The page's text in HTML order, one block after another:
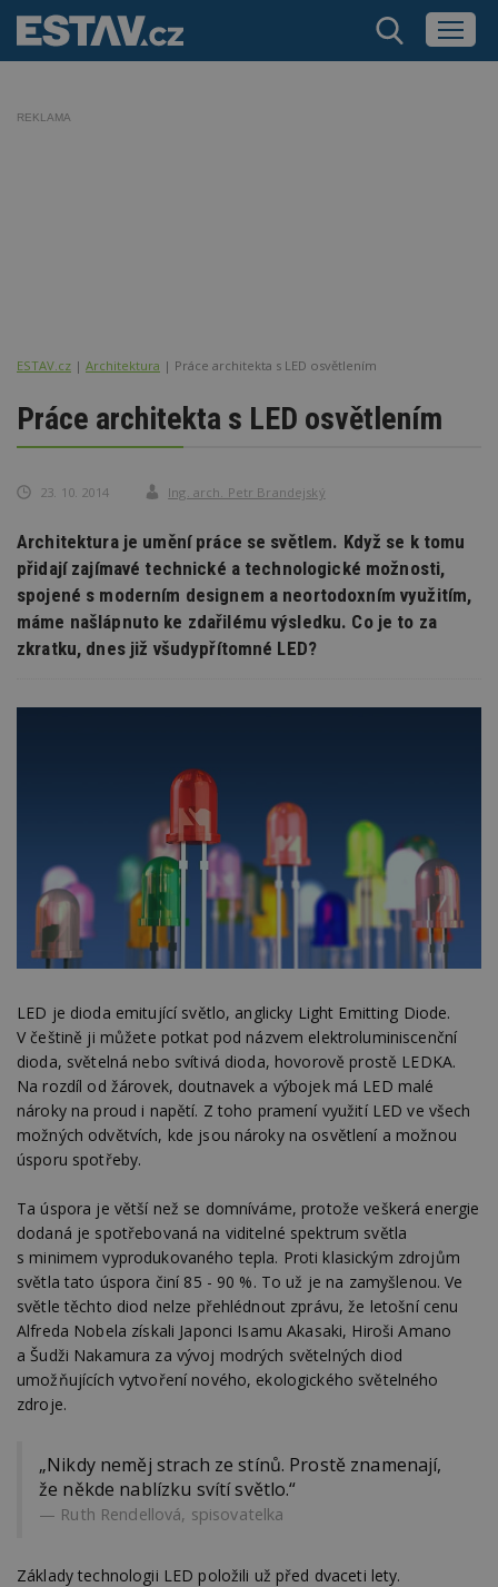
REKLAMA
ESTAV.cz Architektura Práce architekta s LED osvětlením
Práce architekta s LED osvětlením
23. 10. 2014 Ing. arch. Petr Brandejský
Architektura je umění práce se světlem. Když se k tomu
přidají zajímavé technické a technologické možnosti,
spojené s moderním designem a neortodoxním využitím,
máme našlápnuto ke zdařilému výsledku. Co je to za
zkratku, dnes již všudypřítomné LED?
LED je dioda emitující světlo, anglicky Light Emitting Diode.
V češtině ji můžete potkat pod názvem elektroluminiscenční
dioda, světelná nebo svítivá dioda, hovorově prostě LEDKA.
Na rozdíl od žárovek, doutnavek a výbojek má LED malé
nároky na proud i napětí. Z toho pramení využití LED ve všech
možných odvětvích, kde jsou nároky na osvětlení a možnou
úsporu spotřeby.
Ta úspora je větší než se domníváme, protože veškerá energie
dodaná je spotřebovaná na viditelné spektrum světla
s minimem vyprodukovaného tepla. Proti klasickým zdrojům
světla tato úspora činí 85 - 90 %. To už je na zamyšlenou. Ve
světle těchto diod nelze přehlédnout zprávu, že letošní cenu
Alfreda Nobela získali Japonci Isamu Akasaki, Hiroši Amano
a Šudži Nakamura za vývoj modrých světelných diod
umožňujících vytvoření nového, ekologického světelného
zdroje.
„Nikdy neměj strach ze stínů. Prostě znamenají,
že někde nablízku svítí světlo.“
Ruth Rendellová, spisovatelka
Základy technologii LED položili už před dvaceti lety.